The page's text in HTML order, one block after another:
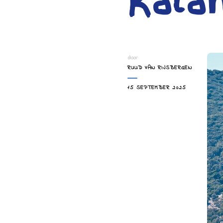
door
RUUD VAN RIJSBERGEN
15 SEPTEMBER 2025